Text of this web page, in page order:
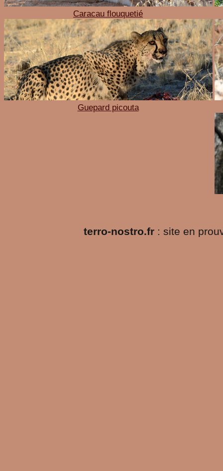
Caracau flouquetié
Guepard picouta
terro-nostro.fr : site en